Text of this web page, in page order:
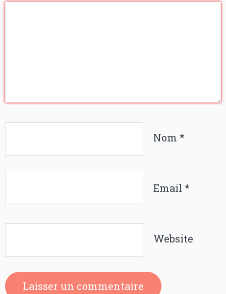
Nom *
Email *
Website